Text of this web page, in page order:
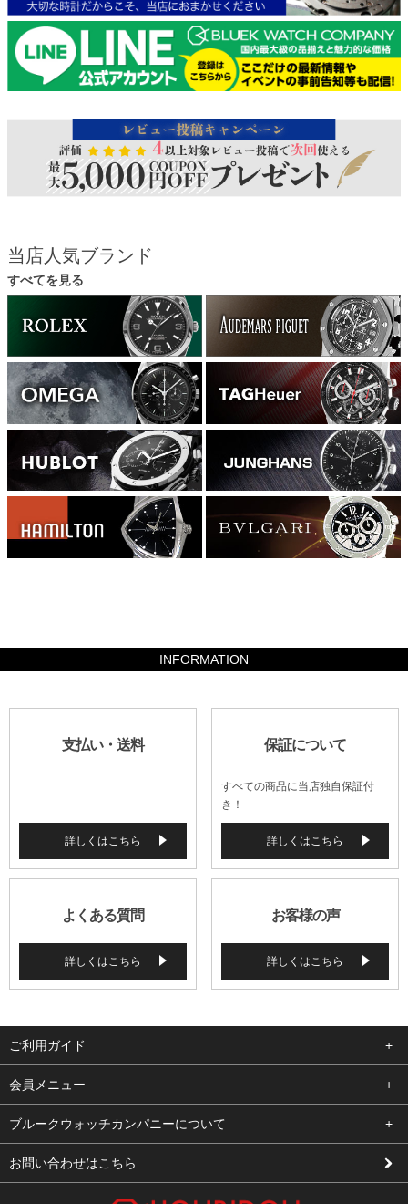
当店人気ブランド
すべてを見る
INFORMATION
支払い・送料
詳しくはこちら
保証について
すべての商品に当店独自保証付
き！
詳しくはこちら
よくある質問
詳しくはこちら
お客様の声
詳しくはこちら
ご利用ガイド
よくある質問
支払い・送料
修理依頼
会員メニュー
ログイン
お気に入り
ブルークウォッチカンパニーについて
会社概要
お問い合わせはこちら